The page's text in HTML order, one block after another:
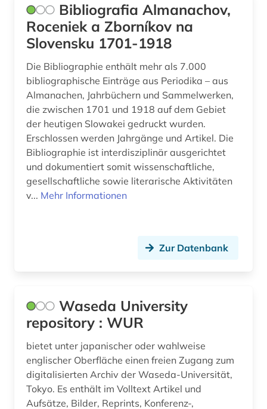
Bibliografia Almanachov,
Roceniek a Zborníkov na
Slovensku 1701-1918
Die Bibliographie enthält mehr als 7.000
bibliographische Einträge aus Periodika – aus
Almanachen, Jahrbüchern und Sammelwerken,
die zwischen 1701 und 1918 auf dem Gebiet
der heutigen Slowakei gedruckt wurden.
Erschlossen werden Jahrgänge und Artikel. Die
Bibliographie ist interdisziplinär ausgerichtet
und dokumentiert somit wissenschaftliche,
gesellschaftliche sowie literarische Aktivitäten
v... Mehr Informationen
Zur Datenbank
Waseda University
repository : WUR
bietet unter japanischer oder wahlweise
englischer Oberfläche einen freien Zugang zum
digitalisierten Archiv der Waseda-Universität,
Tokyo. Es enthält im Volltext Artikel und
Aufsätze, Bilder, Reprints, Konferenz-,